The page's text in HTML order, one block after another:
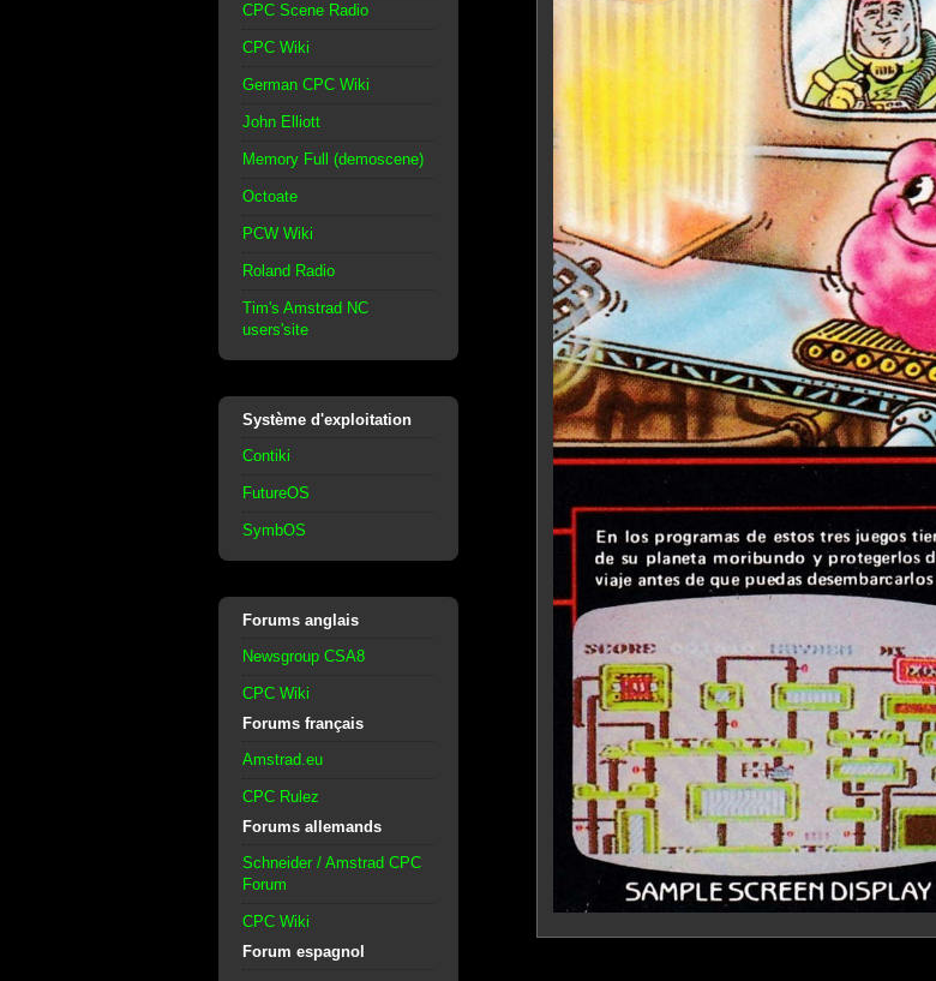
CPC Scene Radio
CPC Wiki
German CPC Wiki
John Elliott
Memory Full (demoscene)
Octoate
PCW Wiki
Roland Radio
Tim's Amstrad NC
users'site
Système d'exploitation
Contiki
FutureOS
SymbOS
Forums anglais
Newsgroup CSA8
CPC Wiki
Forums français
Amstrad.eu
CPC Rulez
Forums allemands
Schneider / Amstrad CPC
Forum
CPC Wiki
Forum espagnol